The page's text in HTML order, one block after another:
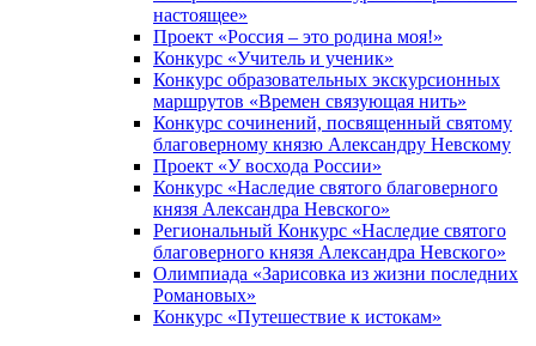
настоящее»
Проект «Россия – это родина моя!»
Конкурс «Учитель и ученик»
Конкурс образовательных экскурсионных
маршрутов «Времен связующая нить»
Конкурс сочинений, посвященный святому
благоверному князю Александру Невскому
Проект «У восхода России»
Конкурс «Наследие святого благоверного
князя Александра Невского»
Региональный Конкурс «Наследие святого
благоверного князя Александра Невского»
Олимпиада «Зарисовка из жизни последних
Романовых»
Конкурс «Путешествие к истокам»